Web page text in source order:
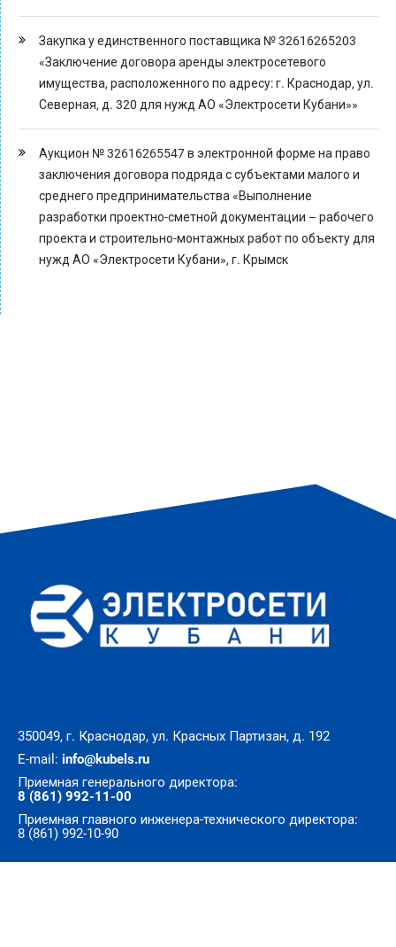
Закупка у единственного поставщика № 32616265203
«Заключение договора аренды электросетевого
имущества, расположенного по адресу: г. Краснодар, ул.
Северная, д. 320 для нужд АО «Электросети Кубани»»
Аукцион № 32616265547 в электронной форме на право
заключения договора подряда с субъектами малого и
среднего предпринимательства «Выполнение
разработки проектно-сметной документации – рабочего
проекта и строительно-монтажных работ по объекту для
нужд АО «Электросети Кубани», г. Крымск
350049, г. Краснодар, ул. Красных Партизан, д. 192
E-mail: info@kubels.ru
Приемная генерального директора:
8 (861) 992-11-00
Приемная главного инженера-технического директора:
8 (861) 992-10-90